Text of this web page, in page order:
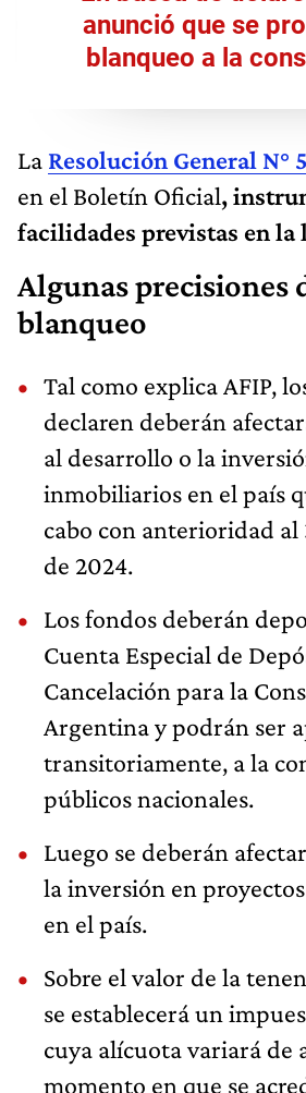
anunció que se
blanqueo a la
La Resolución General N°
en el Boletín Oficial,
facilidades previstas en la
Algunas precisiones
blanqueo
Tal como explica AFIP,
declaren deberán
al desarrollo o la
inmobiliarios en el país
cabo con anterioridad al
de 2024.
Los fondos deberán
Cuenta Especial de
Cancelación para la
Argentina y podrán ser
transitoriamente, a la
públicos nacionales.
Luego se deberán
la inversión en
en el país.
Sobre el valor de la
se establecerá un
cuya alícuota variará de
momento en que se